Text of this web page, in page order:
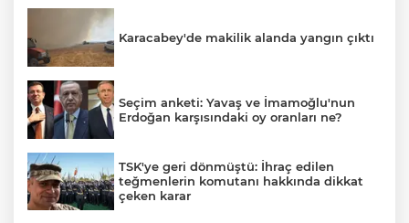
Karacabey'de makilik alanda yangın çıktı
Seçim anketi: Yavaş ve İmamoğlu'nun
Erdoğan karşısındaki oy oranları ne?
TSK'ye geri dönmüştü: İhraç edilen
teğmenlerin komutanı hakkında dikkat
çeken karar